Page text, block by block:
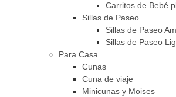
Carritos de Bebé
Sillas de Paseo
Sillas de Paseo
Sillas de Paseo
Para Casa
Cunas
Cuna de viaje
Minicunas y Moises